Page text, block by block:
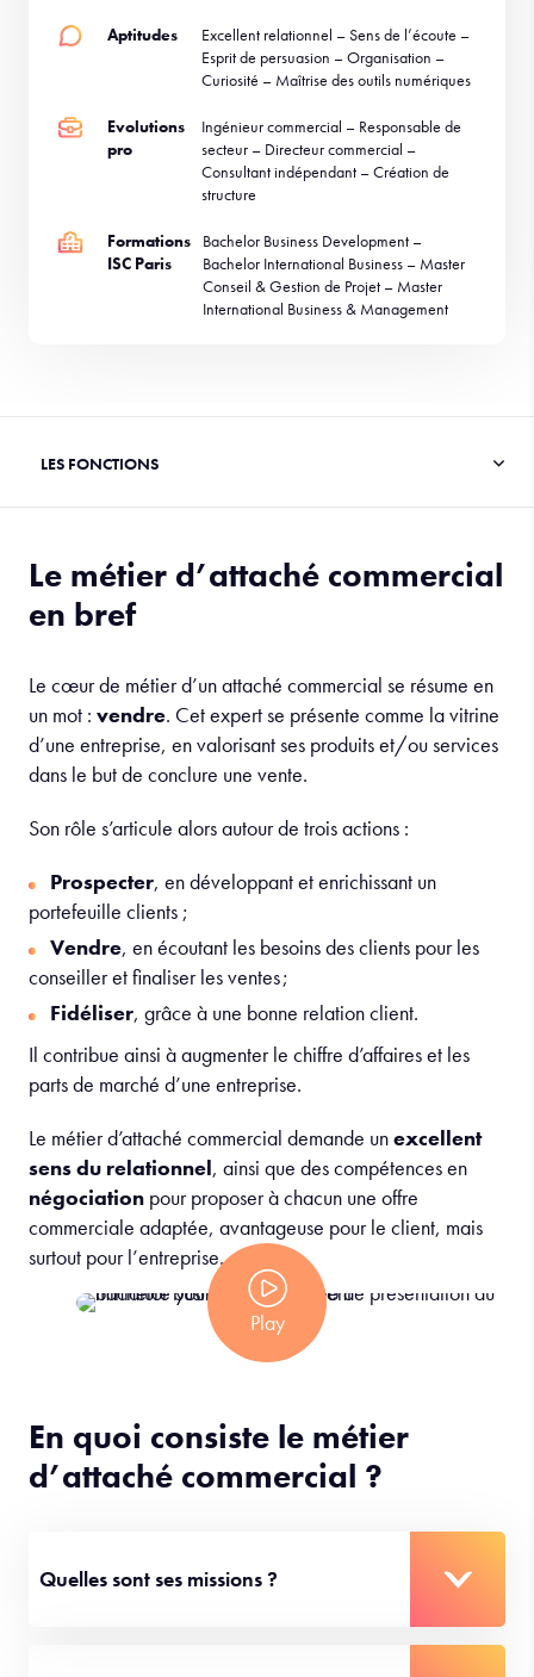
Aptitudes
Excellent relationnel – Sens de l’écoute –
Esprit de persuasion – Organisation –
Curiosité – Maîtrise des outils numériques
Evolutions
pro
Ingénieur commercial – Responsable de
secteur – Directeur commercial –
Consultant indépendant – Création de
structure
Formations
ISC Paris
Bachelor Business Development –
Bachelor International Business – Master
Conseil & Gestion de Projet – Master
International Business & Management
Le métier d’attaché commercial
en bref
Le cœur de métier d’un attaché commercial se résume en
un mot : vendre. Cet expert se présente comme la vitrine
d’une entreprise, en valorisant ses produits et/ou services
dans le but de conclure une vente.
Son rôle s’articule alors autour de trois actions :
Prospecter, en développant et enrichissant un
portefeuille clients ;
Vendre, en écoutant les besoins des clients pour les
conseiller et finaliser les ventes ;
Fidéliser, grâce à une bonne relation client.
Il contribue ainsi à augmenter le chiffre d’affaires et les
parts de marché d’une entreprise.
Le métier d’attaché commercial demande unexcellent
sens du relationnel, ainsi que des compétences en
négociation pour proposer à chacun une offre
commerciale adaptée, avantageuse pour le client, mais
surtout pour l’entreprise.
Play
En quoi consiste le métier
d’attaché commercial ?
Quelles sont ses missions ?